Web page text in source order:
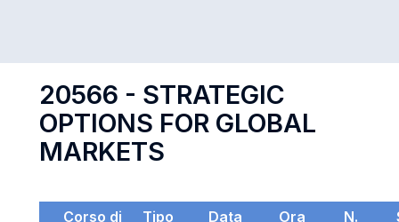
20566 - STRATEGIC
OPTIONS FOR GLOBAL
MARKETS
Corso di
Tipo Data Ora
N.